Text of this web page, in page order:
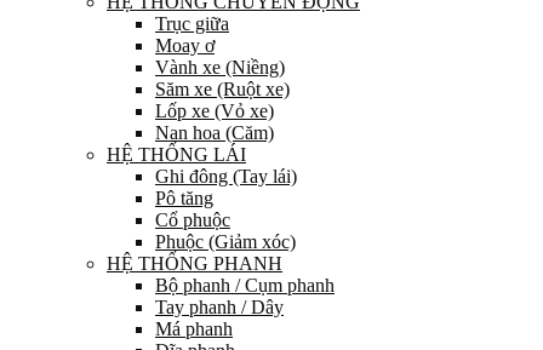
Trục giữa
Moay ơ
Vành xe (Niềng)
Săm xe (Ruột xe)
Lốp xe (Vỏ xe)
Nan hoa (Căm)
HỆ THỐNG LÁI
Ghi đông (Tay lái)
Pô tăng
Cổ phuộc
Phuộc (Giảm xóc)
HỆ THỐNG PHANH
Bộ phanh / Cụm phanh
Tay phanh / Dây
Má phanh